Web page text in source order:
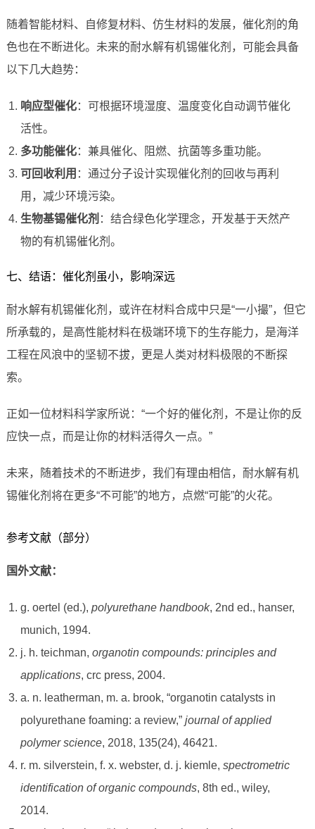
随着智能材料、自修复材料、仿生材料的发展，催化剂的角
色也在不断进化。未来的耐水解有机锡催化剂，可能会具备
以下几大趋势：
响应型催化：可根据环境湿度、温度变化自动调节催化
活性。
多功能催化：兼具催化、阻燃、抗菌等多重功能。
可回收利用 ：通过分子设计实现催化剂的回收与再利
用，减少环境污染。
生物基锡催化剂 ：结合绿色化学理念，开发基于天然产
物的有机锡催化剂。
七、结语：催化剂虽小，影响深远
耐水解有机锡催化剂，或许在材料合成中只是“一小撮”，但它
所承载的，是高性能材料在极端环境下的生存能力，是海洋
工程在风浪中的坚韧不拔，更是人类对材料极限的不断探
索。
正如一位材料科学家所说：“一个好的催化剂，不是让你的反
应快一点，而是让你的材料活得久一点。”
未来，随着技术的不断进步，我们有理由相信，耐水解有机
锡催化剂将在更多“不可能”的地方，点燃“可能”的火花。
参考文献（部分）
国外文献：
g. oertel (ed.), polyurethane handbook, 2nd ed., hanser,
munich, 1994.
j. h. teichman, organotin compounds: principles and
applications, crc press, 2004.
a. n. leatherman, m. a. brook, “organotin catalysts in
polyurethane foaming: a review,” journal of applied
polymer science, 2018, 135(24), 46421.
r. m. silverstein, f. x. webster, d. j. kiemle, spectrometric
identification of organic compounds, 8th ed., wiley,
2014.